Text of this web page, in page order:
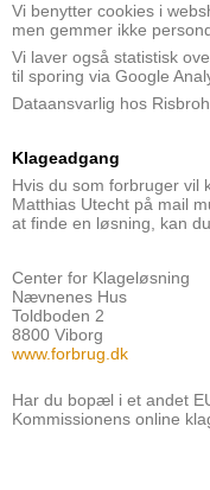
Vi benytter cookies i
men gemmer ikke
Vi laver også statistisk
til sporing via Google
Dataansvarlig hos
Klageadgang
Hvis du som forbruger vil
Matthias Utecht på mail
at finde en løsning, kan
Center for Klageløsning
Nævnenes Hus
Toldboden 2
8800 Viborg
www.forbrug.dk
Har du bopæl i et andet
Kommissionens online